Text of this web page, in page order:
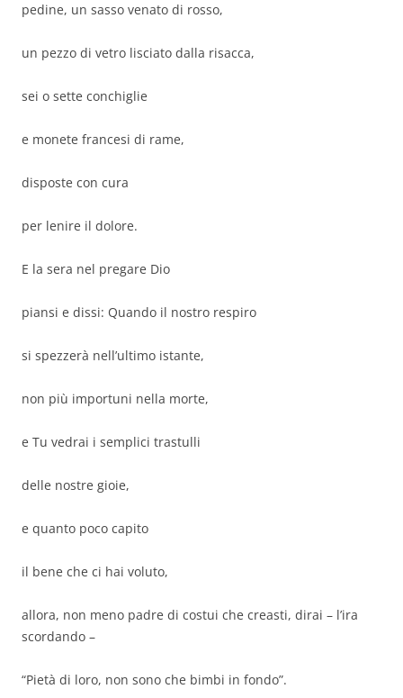
pedine, un sasso venato di rosso,
un pezzo di vetro lisciato dalla risacca,
sei o sette conchiglie
e monete francesi di rame,
disposte con cura
per lenire il dolore.
E la sera nel pregare Dio
piansi e dissi: Quando il nostro respiro
si spezzerà nell’ultimo istante,
non più importuni nella morte,
e Tu vedrai i semplici trastulli
delle nostre gioie,
e quanto poco capito
il bene che ci hai voluto,
allora, non meno padre di costui che creasti, dirai – l’ira
scordando –
“Pietà di loro, non sono che bimbi in fondo”.